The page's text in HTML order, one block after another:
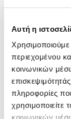
Αυτή η
περιεχομένου
κοινωνικών
πληροφορίες
χρησιμοποιείτε
κοινωνικών
Media
Νόμοι – Εγκύκλιοι
Tags
AI Και Φορολογία(1)
E-Ναυλοσύμφωνο(1)
Karta Ergasias(1)